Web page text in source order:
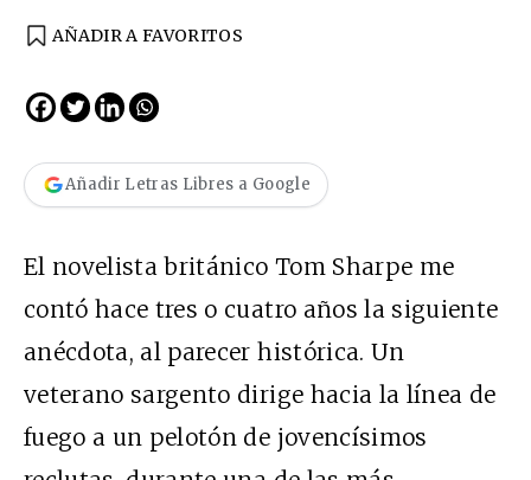
AÑADIR A FAVORITOS
Añadir Letras Libres a Google
El novelista británico Tom Sharpe me
contó hace tres o cuatro años la siguiente
anécdota, al parecer histórica. Un
veterano sargento dirige hacia la línea de
fuego a un pelotón de jovencísimos